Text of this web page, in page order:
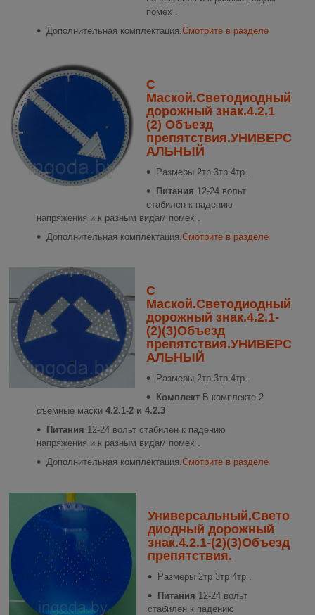
помех .
Дополнительная комплектация. Смотрите в разделе
С
Маской.Светодиодный
дорожный знак.4.2.1
(2) Объезд
препятствия.УНИВЕРС
АЛЬНЫЙ
Размеры 2тр 3тр 4тр .
Питания 12-24 вольт
стабилен к падению
напряжения и к разным видам помех .
Дополнительная комплектация. Смотрите в разделе
С
Маской.Светодиодный
дорожный знак.4.2.1-
(2)(3)Объезд
препятствия.УНИВЕРС
АЛЬНЫЙ
Размеры 2тр 3тр 4тр .
Комплект В комплекте 2
съемные маски 4.2.1-2 и 4.2.3
Питания 12-24 вольт стабилен к падению
напряжения и к разным видам помех .
Дополнительная комплектация. Смотрите в разделе
Универсальный.Свето
диодный дорожный
знак.4.2.1-(2)(3)Объезд
препятствия.
Размеры 2тр 3тр 4тр .
Питания 12-24 вольт
стабилен к падению